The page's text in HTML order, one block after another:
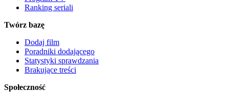
Ranking seriali
Twórz bazę
Dodaj film
Poradniki dodającego
Statystyki sprawdzania
Brakujące treści
Społeczność